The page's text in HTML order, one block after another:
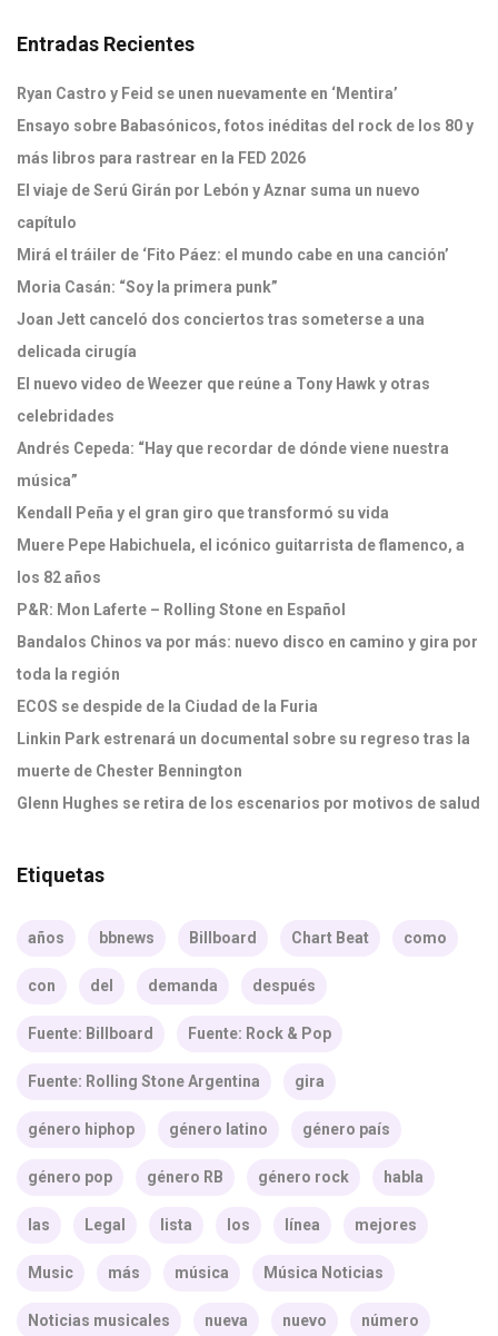
Entradas Recientes
Ryan Castro y Feid se unen nuevamente en ‘Mentira’
Ensayo sobre Babasónicos, fotos inéditas del rock de los 80 y
más libros para rastrear en la FED 2026
El viaje de Serú Girán por Lebón y Aznar suma un nuevo
capítulo
Mirá el tráiler de ‘Fito Páez: el mundo cabe en una canción’
Moria Casán: “Soy la primera punk”
Joan Jett canceló dos conciertos tras someterse a una
delicada cirugía
El nuevo video de Weezer que reúne a Tony Hawk y otras
celebridades
Andrés Cepeda: “Hay que recordar de dónde viene nuestra
música”
Kendall Peña y el gran giro que transformó su vida
Muere Pepe Habichuela, el icónico guitarrista de flamenco, a
los 82 años
P&R: Mon Laferte – Rolling Stone en Español
Bandalos Chinos va por más: nuevo disco en camino y gira por
toda la región
ECOS se despide de la Ciudad de la Furia
Linkin Park estrenará un documental sobre su regreso tras la
muerte de Chester Bennington
Glenn Hughes se retira de los escenarios por motivos de salud
Etiquetas
años bbnews Billboard Chart Beat como
con del demanda después
Fuente: Billboard Fuente: Rock & Pop
Fuente: Rolling Stone Argentina gira
género hiphop género latino género país
género pop género RB género rock habla
las Legal lista los línea mejores
Music más música Música Noticias
Noticias musicales nueva nuevo número